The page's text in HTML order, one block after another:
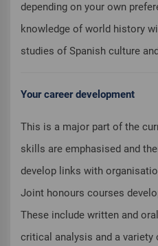
depending on your own
knowledge of world history
studies of Spanish culture
Your career development
This is a major part of the
skills are emphasised and
develop links with
Joint honours courses
These include written and
critical analysis and a variety